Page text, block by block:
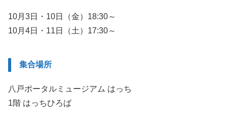
10月3日・10日（金）18:30～
10月4日・11日（土）17:30～
集合場所
八戸ポータルミュージアム はっち
1階 はっちひろば